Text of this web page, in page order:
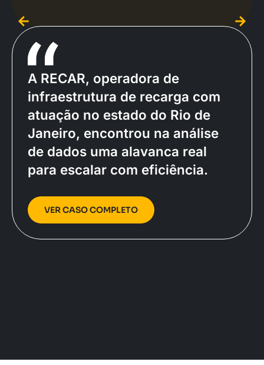
A RECAR, operadora de
infraestrutura de recarga com
atuação no estado do Rio de
Janeiro, encontrou na análise
de dados uma alavanca real
para escalar com eficiência.
VER CASO COMPLETO